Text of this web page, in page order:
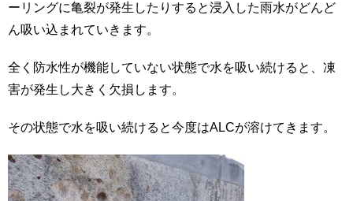
ーリングに亀裂が発生したりすると浸入した雨水がどんど
ん吸い込まれていきます。
全く防水性が機能していない状態で水を吸い続けると、凍
害が発生し大きく欠損します。
その状態で水を吸い続けると今度はALCが溶けてきます。